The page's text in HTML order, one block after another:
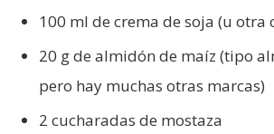
100 ml de crema de soja (u otra
20 g de almidón de maíz (tipo
pero hay muchas otras marcas)
2 cucharadas de mostaza